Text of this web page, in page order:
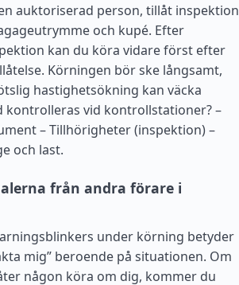
auktoriserad person, tillåt inspektion
och kupé. Efter
kan du köra vidare först efter
Körningen bör ske långsamt,
hastighetsökning kan väcka
kontrolleras vid kontrollstationer? –
– Tillhörigheter (inspektion) –
och last.
från andra förare i
under körning betyder
mig” beroende på situationen. Om
någon köra om dig, kommer du